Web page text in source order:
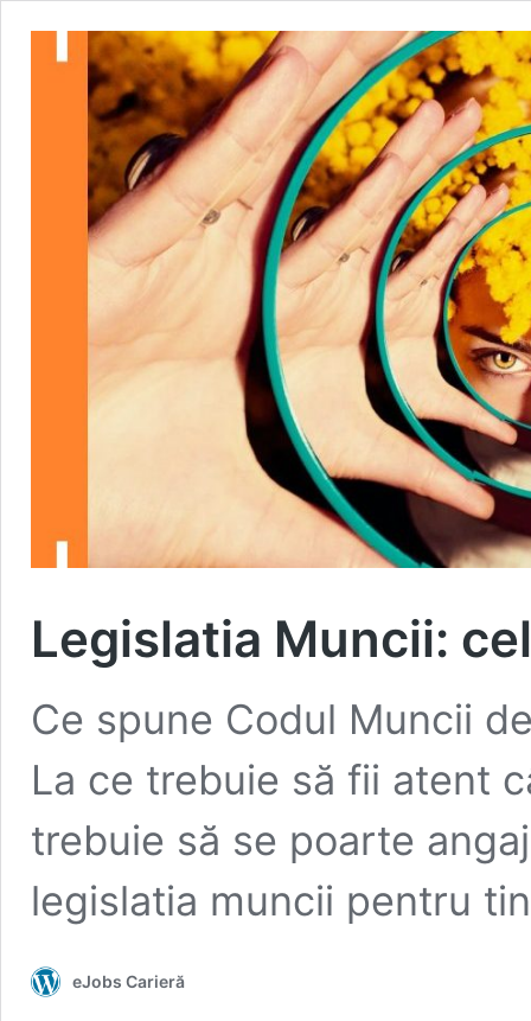
Legislatia Muncii:
Ce spune Codul Muncii
La ce trebuie să fii atent
trebuie să se poarte
legislatia muncii pentru
eJobs Carieră